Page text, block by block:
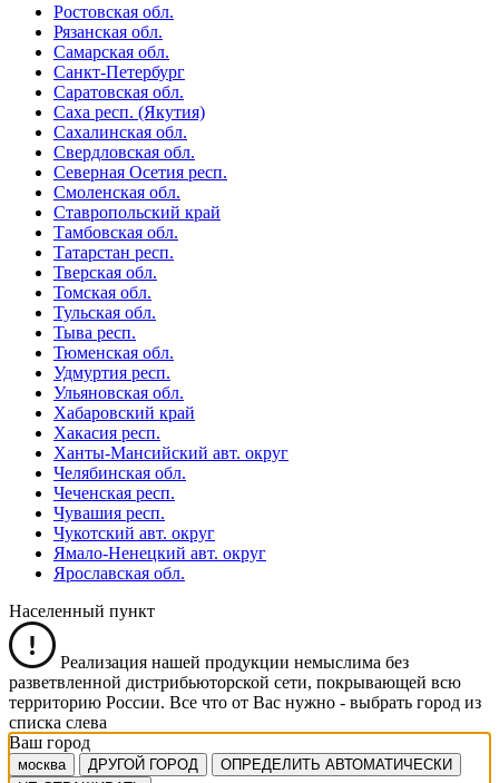
Ростовская обл.
Рязанская обл.
Самарская обл.
Санкт-Петербург
Саратовская обл.
Саха респ. (Якутия)
Сахалинская обл.
Свердловская обл.
Северная Осетия респ.
Смоленская обл.
Ставропольский край
Тамбовская обл.
Татарстан респ.
Тверская обл.
Томская обл.
Тульская обл.
Тыва респ.
Тюменская обл.
Удмуртия респ.
Ульяновская обл.
Хабаровский край
Хакасия респ.
Ханты-Мансийский авт. округ
Челябинская обл.
Чеченская респ.
Чувашия респ.
Чукотский авт. округ
Ямало-Ненецкий авт. округ
Ярославская обл.
Населенный пункт
Реализация нашей продукции немыслима без
разветвленной дистрибьюторской сети, покрывающей всю
территорию России. Все что от Вас нужно - выбрать город из
списка слева
Ваш город
москва ДРУГОЙ ГОРОД
ОПРЕДЕЛИТЬ АВТОМАТИЧЕСКИ